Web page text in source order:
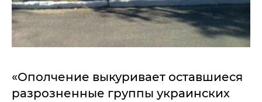
«Ополчение выкуривает оставшиеся
разрозненные группы украинских